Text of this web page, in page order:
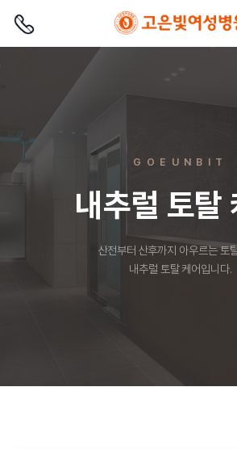
GOEUNBIT
내추럴 토탈
산전부터 산후까지 아우르는 토
내추럴 토탈 케어입니다.